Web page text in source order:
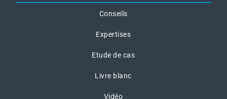
Conseils
Expertises
Etude de cas
Livre blanc
Vidéo